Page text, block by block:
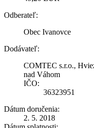
Odberateľ:
Obec Ivanovce
Dodávateľ:
COMTEC s.r.o.,
nad Váhom
IČO:
36323951
Dátum doručenia:
2. 5. 2018